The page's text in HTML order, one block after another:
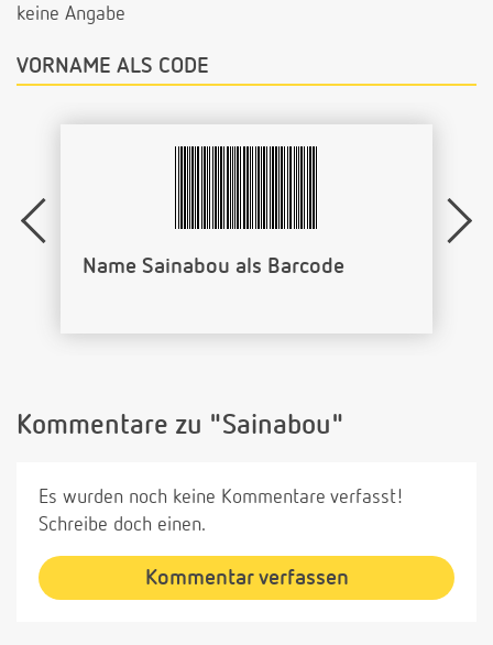
keine Angabe
VORNAME ALS CODE
Name Sainabou als Barcode
Kommentare zu "Sainabou"
Es wurden noch keine Kommentare verfasst!
Schreibe doch einen.
Kommentar verfassen